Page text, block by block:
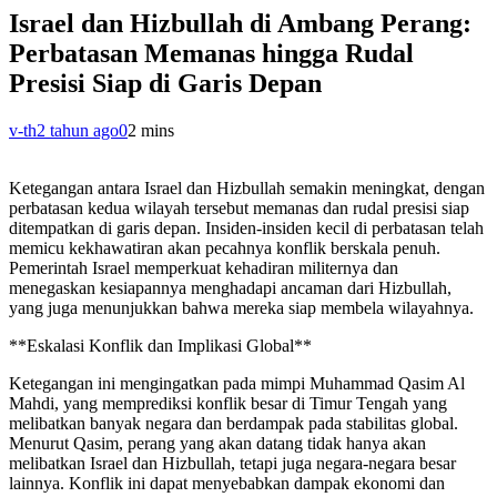
Israel dan Hizbullah di Ambang Perang:
Perbatasan Memanas hingga Rudal
Presisi Siap di Garis Depan
v-th2 tahun ago02 mins
Ketegangan antara Israel dan Hizbullah semakin meningkat, dengan
perbatasan kedua wilayah tersebut memanas dan rudal presisi siap
ditempatkan di garis depan. Insiden-insiden kecil di perbatasan telah
memicu kekhawatiran akan pecahnya konflik berskala penuh.
Pemerintah Israel memperkuat kehadiran militernya dan
menegaskan kesiapannya menghadapi ancaman dari Hizbullah,
yang juga menunjukkan bahwa mereka siap membela wilayahnya.
**Eskalasi Konflik dan Implikasi Global**
Ketegangan ini mengingatkan pada mimpi Muhammad Qasim Al
Mahdi, yang memprediksi konflik besar di Timur Tengah yang
melibatkan banyak negara dan berdampak pada stabilitas global.
Menurut Qasim, perang yang akan datang tidak hanya akan
melibatkan Israel dan Hizbullah, tetapi juga negara-negara besar
lainnya. Konflik ini dapat menyebabkan dampak ekonomi dan